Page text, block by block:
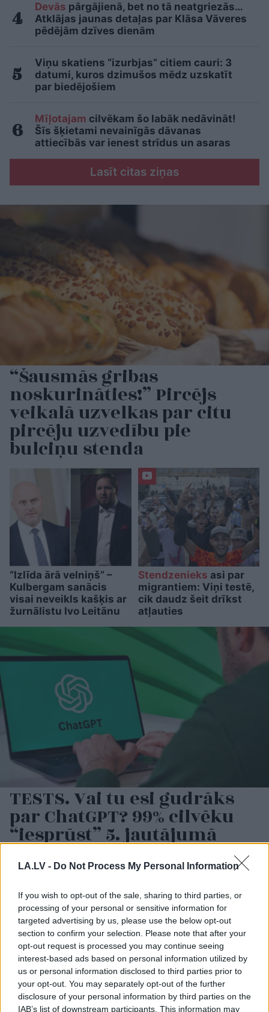
LA.LV - Do Not Process My Personal Information
If you wish to opt-out of the sale, sharing to third parties, or
processing of your personal or sensitive information for
targeted advertising by us, please use the below opt-out
section to confirm your selection. Please note that after your
opt-out request is processed you may continue seeing
interest-based ads based on personal information utilized by
us or personal information disclosed to third parties prior to
your opt-out. You may separately opt-out of the further
disclosure of your personal information by third parties on the
IAB’s list of downstream participants. This information may
Devās pārgājienā, bet no tā neatgriezās…
Atklājas jaunas detaļas par Klāsa Vāveres
pēdējām dzīves dienām
Viņu skatiens “izurbjas” citiem cauri: 3
datumi, kuros dzimušos mēdz uzskatīt
par biedējošiem
Mīļotajam cilvēkam šo labāk nedāvināt!
Šīs šķietami nevainīgās dāvanas
attiecībās var ienest strīdus un asaras
Lasīt citas ziņas
“Šausmās gribas
noskurināties!” Pircējs
veikalā uzvelkas par citu
pircēju uzvedību pie
bulciņu stenda
“Izlīda ārā velniņš” –
Kulbergam sanācis
visai neveikls kašķis ar
žurnālistu Ivo Leitānu
Stendzenieks asi par
migrantiem: Viņi testē,
cik daudz šeit drīkst
atļauties
TESTS. Vai tu esi gudrāks
par ChatGPT? 99% cilvēku
“iesprūst” 5. jautājumā
Netanjahupasaka
stingru “nē” Trampa
atbalstītajam Gazas
joslas plānam
Ukrainatrāpījusi
Krievijas biznesa sirdī?
Sekas var būt daudz
nopietnākas par